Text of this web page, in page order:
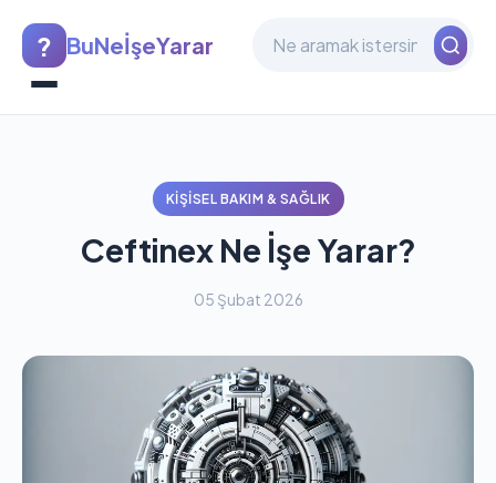
? BuNeİşeYarar
KIŞISEL BAKIM & SAĞLIK
Ceftinex Ne İşe Yarar?
05 Şubat 2026